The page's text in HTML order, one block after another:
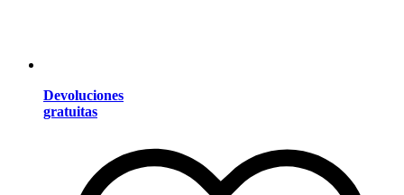
Devoluciones
gratuitas